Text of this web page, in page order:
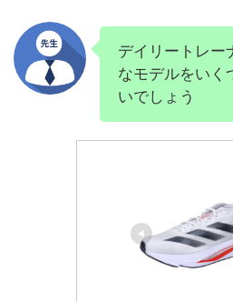
デイリートレー
なモデルをいく
いでしょう